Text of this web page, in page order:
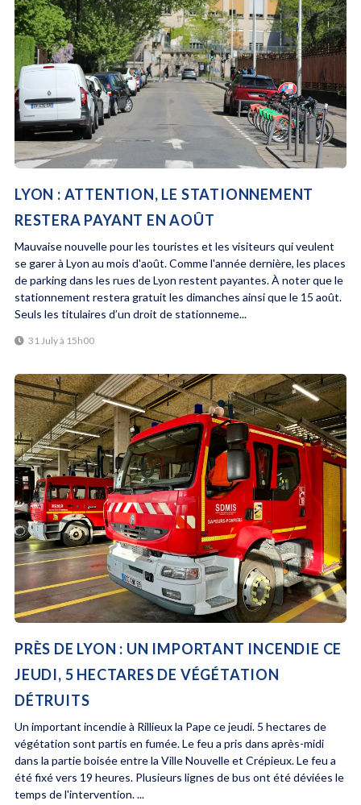
LYON : ATTENTION, LE STATIONNEMENT
RESTERA PAYANT EN AOÛT
Mauvaise nouvelle pour les touristes et les visiteurs qui veulent
se garer à Lyon au mois d'août. Comme l'année dernière, les places
de parking dans les rues de Lyon restent payantes. À noter que le
stationnement restera gratuit les dimanches ainsi que le 15 août.
Seuls les titulaires d’un droit de stationneme...
31 July à 15h00
PRÈS DE LYON : UN IMPORTANT INCENDIE CE
JEUDI, 5 HECTARES DE VÉGÉTATION
DÉTRUITS
Un important incendie à Rillieux la Pape ce jeudi. 5 hectares de
végétation sont partis en fumée. Le feu a pris dans après-midi
dans la partie boisée entre la Ville Nouvelle et Crépieux. Le feu a
été fixé vers 19 heures. Plusieurs lignes de bus ont été déviées le
temps de l'intervention. ...